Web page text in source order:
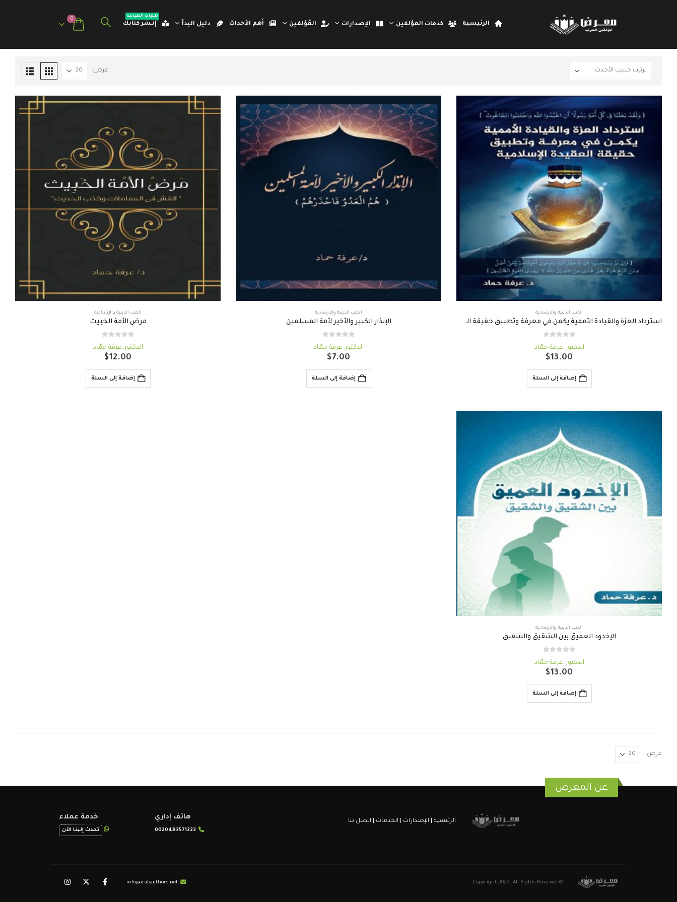
الرئيسية خدمات المؤلفين الإصدارات المُؤلفين أهم الأحداث دليل البدأ إنـشر كتابك
طلبات الطباعة 0
عرض:
الكتب الدينية والإرشادية
استرداد العزة والقيادة الأممية يكمن في معرفة وتطبيق حقيقة العقيدة الإسلامية
الدكتور. عرفة حمَّاد
$13.00
إضافة إلى السلة
الكتب الدينية والإرشادية
الإنذار الكبير والأخير لأمة المسلمين
الدكتور. عرفة حمَّاد
$7.00
إضافة إلى السلة
الكتب الدينية والإرشادية
مرض الأمة الخبيث
الدكتور. عرفة حمَّاد
$12.00
إضافة إلى السلة
الكتب الدينية والإرشادية
الإخدود العميق بين الشقيق والشقيق
الدكتور. عرفة حمَّاد
$13.00
إضافة إلى السلة
عرض:
عن المعرض
الرئيسية الإصدارات الخدمات اتصل بنا
هاتف إداري
0020483571223
خدمة عملاء
تحدث إلينا الآن
© Copyright 2023. All Rights Reserved.
info@arabauthors.net